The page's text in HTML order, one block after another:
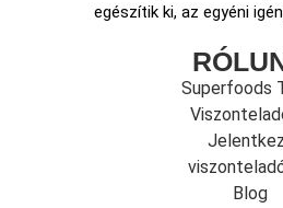
egészítik ki, az egyéni
Superfoods
Blog